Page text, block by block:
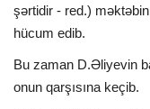
SAĞLAMLIQ
şərtidir - red.)
hücum edib.
Bu zaman D.Əliyevin
onun qarşısına keçib.